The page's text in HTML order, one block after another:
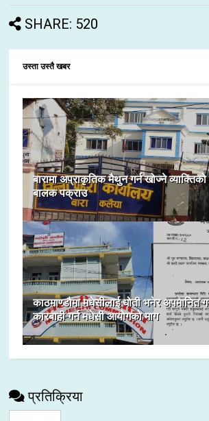
SHARE: 520
उस्ता उस्तै खबर
बारामा अप्राकृतिक मैथुन गर्न खोज्ने
बालक पक्राउ
काठमाण्डौमा मधेसीलाई धोती भनेर अपमानित
कारबाही गर्न मधेसी आयोगको माग
प्रतिक्रिया